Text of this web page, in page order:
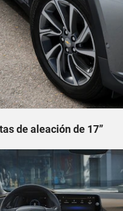
de aleación de 17”